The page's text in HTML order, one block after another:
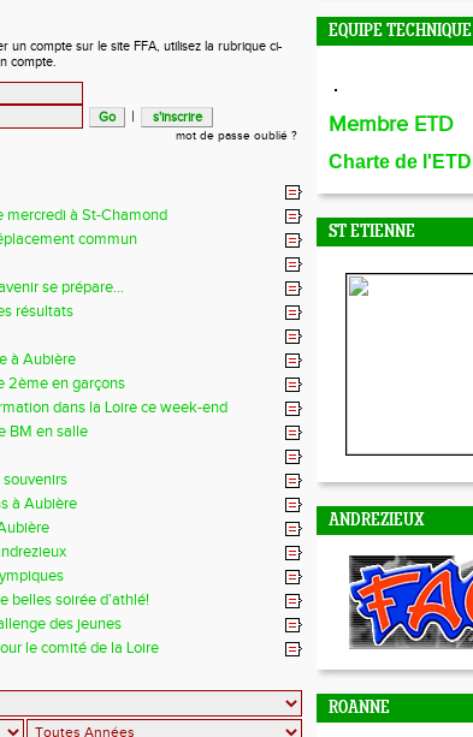
un compte sur le site FFA, utilisez la rubrique ci-
compte.
|
mot de passe oublié ?
mercredi à St-Chamond
commun
se prépare...
résultats
à Aubière
2ème en garçons
dans la Loire ce week-end
BM en salle
à Aubière
belles soirée d’athlé!
des jeunes
le comité de la Loire
EQUIPE TECHNIQUE
Membre ETD
Charte de l'ETD
ST ETIENNE
ANDREZIEUX
ROANNE